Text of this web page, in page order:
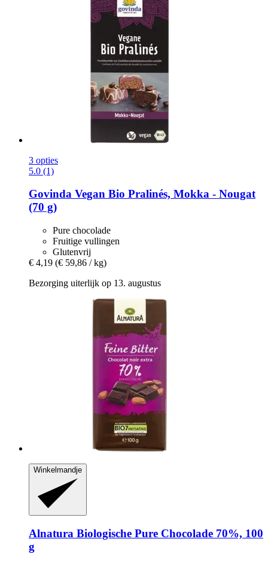
3 opties
5.0 (1)
Govinda Vegan Bio Pralinés, Mokka -​ Nougat
(70 g)
Pure chocolade
Fruitige vullingen
Glutenvrij
€ 4,19 (€ 59,86 / kg)
Bezorging uiterlijk op 13. augustus
Winkelmandje
Alnatura Biologische Pure Chocolade 70%, 100
g